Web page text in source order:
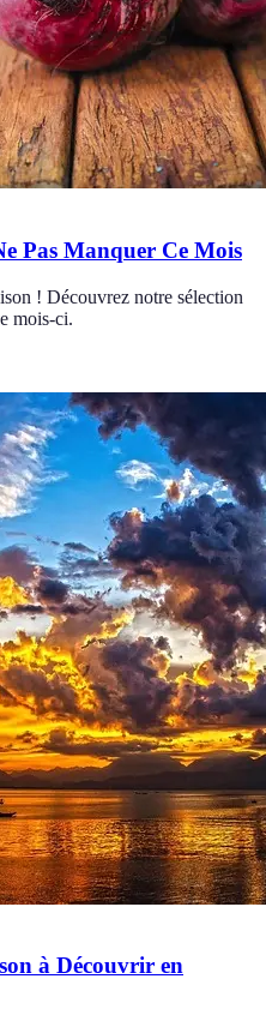
Pas Manquer Ce Mois
! Découvrez notre sélection
mois-ci.
à Découvrir en